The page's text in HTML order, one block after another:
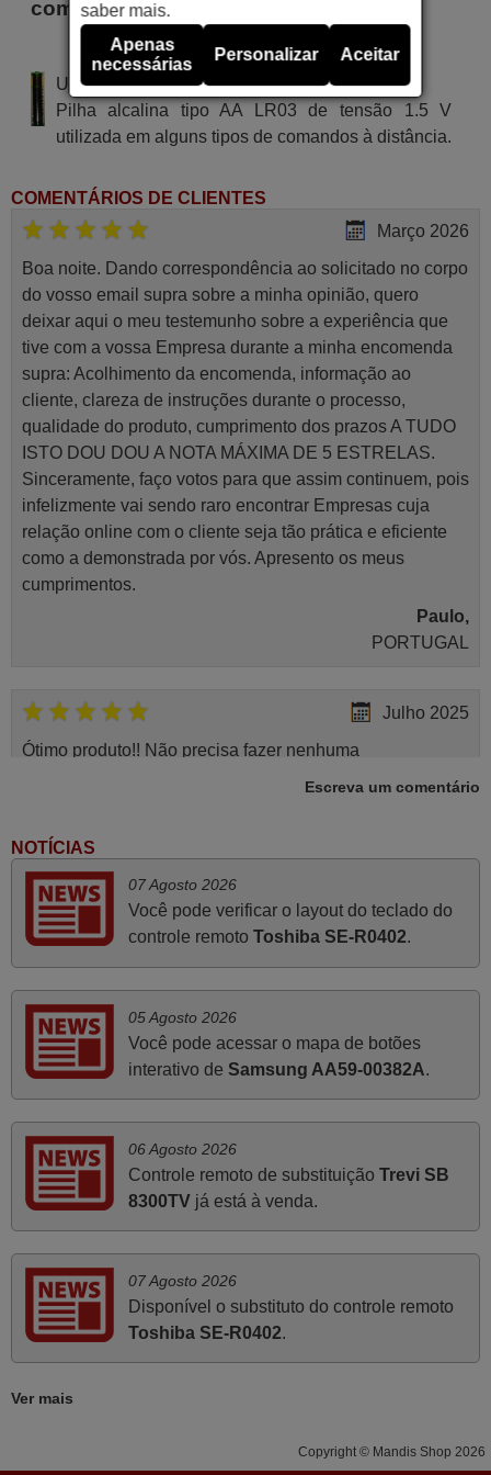
comando são
SKYLINE GENERALMODELS
Utiliza 2 pilhas do tipo AAA
Pilha alcalina tipo AA LR03 de tensão 1.5 V
utilizada em alguns tipos de comandos à distância.
COMENTÁRIOS DE CLIENTES
Março 2026
Boa noite. Dando correspondência ao solicitado no corpo
do vosso email supra sobre a minha opinião, quero
deixar aqui o meu testemunho sobre a experiência que
tive com a vossa Empresa durante a minha encomenda
supra: Acolhimento da encomenda, informação ao
cliente, clareza de instruções durante o processo,
qualidade do produto, cumprimento dos prazos A TUDO
ISTO DOU DOU A NOTA MÁXIMA DE 5 ESTRELAS.
Sinceramente, faço votos para que assim continuem, pois
infelizmente vai sendo raro encontrar Empresas cuja
relação online com o cliente seja tão prática e eficiente
como a demonstrada por vós. Apresento os meus
cumprimentos.
Paulo,
PORTUGAL
Julho 2025
Ótimo produto!! Não precisa fazer nenhuma
Junho 2025
Já recebi o comando bem embalado mas não é de
origem mas trabalha bem, obrigada!..
Abril 2025
O comando veio bem embrulhado e protegido. Fez logo a
emparelhamento com a televisão, sem problemas.
Funciona na perfeição. Recomendo vivamente este
produto e este site.
Escreva um comentário
NOTÍCIAS
07 Agosto 2026
Você pode verificar o layout do teclado do
controle remoto Toshiba SE-R0402.
05 Agosto 2026
Você pode acessar o mapa de botões
interativo de Samsung AA59-00382A.
06 Agosto 2026
Controle remoto de substituição Trevi SB
8300TVjá está à venda.
07 Agosto 2026
Disponível o substituto do controle remoto
Toshiba SE-R0402.
Ver mais
Copyright © Mandis Shop 2026
saber mais.
Apenas
necessárias
Personalizar Aceitar